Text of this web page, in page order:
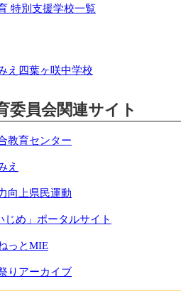
特別支援学校一覧
え四葉ヶ咲中学校
委員会関連サイト
教育センター
え
向上県民運動
じめ」ポータルサイト
っとMIE
りアーカイブ